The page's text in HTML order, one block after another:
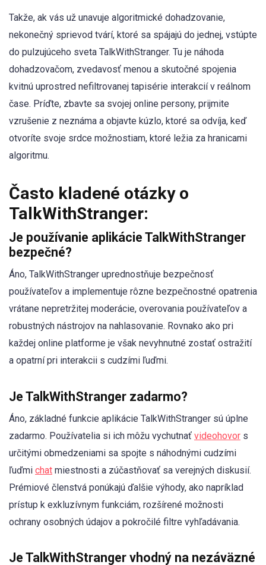
Takže, ak vás už unavuje algoritmické dohadzovanie,
nekonečný sprievod tvárí, ktoré sa spájajú do jednej, vstúpte
do pulzujúceho sveta TalkWithStranger. Tu je náhoda
dohadzovačom, zvedavosť menou a skutočné spojenia
kvitnú uprostred nefiltrovanej tapisérie interakcií v reálnom
čase. Príďte, zbavte sa svojej online persony, prijmite
vzrušenie z neznáma a objavte kúzlo, ktoré sa odvíja, keď
otvoríte svoje srdce možnostiam, ktoré ležia za hranicami
algoritmu.
Často kladené otázky o
TalkWithStranger:
Je používanie aplikácie TalkWithStranger
bezpečné?
Áno, TalkWithStranger uprednostňuje bezpečnosť
používateľov a implementuje rôzne bezpečnostné opatrenia
vrátane nepretržitej moderácie, overovania používateľov a
robustných nástrojov na nahlasovanie. Rovnako ako pri
každej online platforme je však nevyhnutné zostať ostražití
a opatrní pri interakcii s cudzími ľuďmi.
Je TalkWithStranger zadarmo?
Áno, základné funkcie aplikácie TalkWithStranger sú úplne
zadarmo. Používatelia si ich môžu vychutnať videohovor s
určitými obmedzeniami sa spojte s náhodnými cudzími
ľuďmi chat miestnosti a zúčastňovať sa verejných diskusií.
Prémiové členstvá ponúkajú ďalšie výhody, ako napríklad
prístup k exkluzívnym funkciám, rozšírené možnosti
ochrany osobných údajov a pokročilé filtre vyhľadávania.
Je TalkWithStranger vhodný na nezáväzné